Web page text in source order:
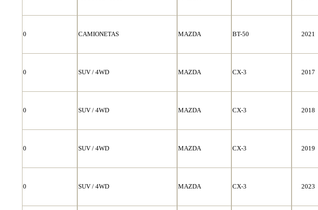
0 CAMIONETAS MAZDA BT-50 2021
0 SUV / 4WD MAZDA CX-3 2017
0 SUV / 4WD MAZDA CX-3 2018
0 SUV / 4WD MAZDA CX-3 2019
0 SUV / 4WD MAZDA CX-3 2023